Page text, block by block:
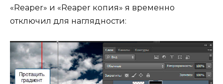
«Reaper» и «Reaper копия» я временно
отключил для наглядности: